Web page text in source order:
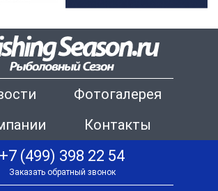
Фотогалерея
Контакты
+7 (499) 398 22 54
Заказать обратный звонок